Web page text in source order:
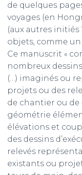
de quelques
voyages (en
(aux autres
objets, comme
Ce manuscrit «
nombreux
(…) imaginés ou
projets ou des
de chantier ou de
géométrie
élévations et
des dessins
relevés
existants ou